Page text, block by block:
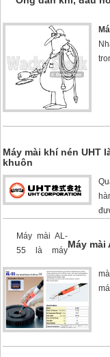
Máy mài khí nén UHT
khuôn
Máy
Máy mài AL-
55 là máy